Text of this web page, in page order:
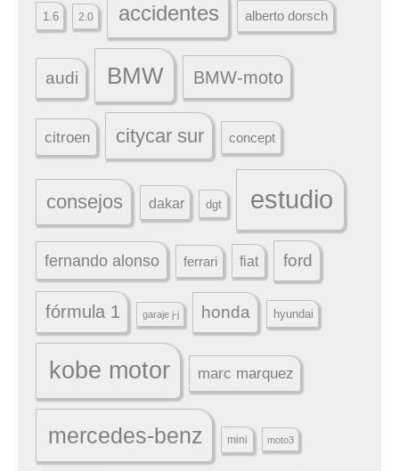
1.6 2.0 accidentes alberto dorsch
audi BMW BMW-moto
citroen citycar sur concept
consejos dakar dgt estudio
fernando alonso ferrari fiat ford
fórmula 1 garaje j-j honda hyundai
kobe motor marc marquez
mercedes-benz mini moto3